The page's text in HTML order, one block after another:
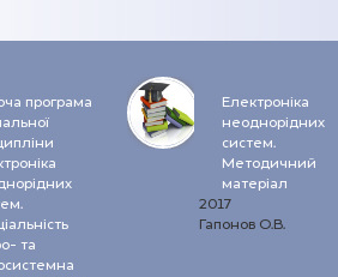
програма
та
Електроніка
неоднорідних
систем.
Методичний
матеріал
2017
Гапонов О.В.